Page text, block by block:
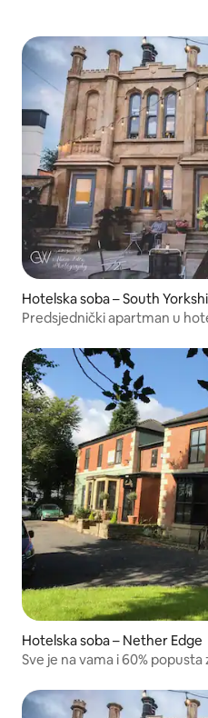
Hotelska soba – South
Predsjednički apartman u
Hotelska soba – Nether Edge
Sve je na vama i 60% popusta